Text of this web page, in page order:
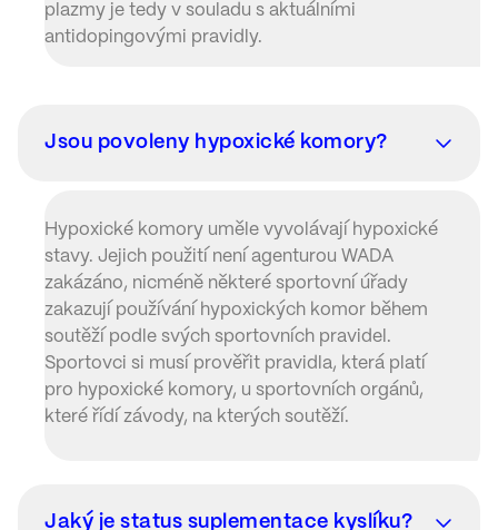
plazmy je tedy v souladu s aktuálními
antidopingovými pravidly.
Jsou povoleny hypoxické komory?
Hypoxické komory uměle vyvolávají hypoxické
stavy. Jejich použití není agenturou WADA
zakázáno, nicméně některé sportovní úřady
zakazují používání hypoxických komor během
soutěží podle svých sportovních pravidel.
Sportovci si musí prověřit pravidla, která platí
pro hypoxické komory, u sportovních orgánů,
které řídí závody, na kterých soutěží.
Jaký je status suplementace kyslíku?